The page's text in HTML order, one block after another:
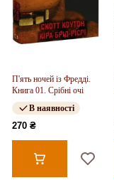
П'ять ночей із Фредді.
Книга 01. Срібні очі
В наявності
270 ₴